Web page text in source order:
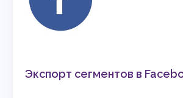
Экспорт сегментов в